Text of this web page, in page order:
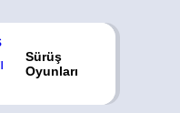
Sürüş
Oyunları